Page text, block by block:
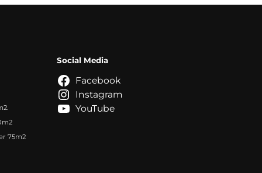
75m2
Social Media
Facebook
Instagram
YouTube